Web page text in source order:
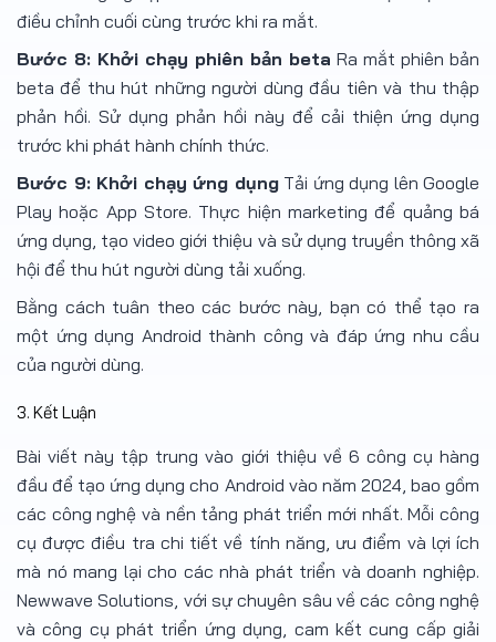
điều chỉnh cuối cùng trước khi ra mắt.
Bước 8: Khởi chạy phiên bản beta Ra mắt phiên bản
beta để thu hút những người dùng đầu tiên và thu thập
phản hồi. Sử dụng phản hồi này để cải thiện ứng dụng
trước khi phát hành chính thức.
Bước 9: Khởi chạy ứng dụngTải ứng dụng lên Google
Play hoặc App Store. Thực hiện marketing để quảng bá
ứng dụng, tạo video giới thiệu và sử dụng truyền thông xã
hội để thu hút người dùng tải xuống.
Bằng cách tuân theo các bước này, bạn có thể tạo ra
một ứng dụng Android thành công và đáp ứng nhu cầu
của người dùng.
3. Kết Luận
Bài viết này tập trung vào giới thiệu về 6 công cụ hàng
đầu để tạo ứng dụng cho Android vào năm 2024, bao gồm
các công nghệ và nền tảng phát triển mới nhất. Mỗi công
cụ được điều tra chi tiết về tính năng, ưu điểm và lợi ích
mà nó mang lại cho các nhà phát triển và doanh nghiệp.
Newwave Solutions, với sự chuyên sâu về các công nghệ
và công cụ phát triển ứng dụng, cam kết cung cấp giải